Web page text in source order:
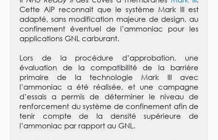
Cette AiP reconnait que le système Mark III est
adapté, sans modification majeure de design, au
confinement éventuel de l’ammoniac pour les
applications GNL carburant.
Lors de la procédure d’approbation, une
évaluation de la compatibilité de la barrière
primaire de la technologie Mark III avec
l’ammoniac a été réalisée, et une campagne
d’essais a permis de déterminer le niveau de
renforcement du système de confinement afin de
tenir compte de la densité supérieure de
l’ammoniac par rapport au GNL.